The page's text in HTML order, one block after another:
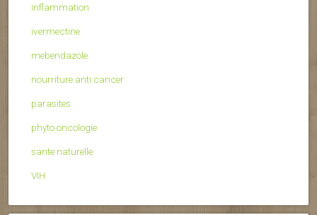
inflammation
ivermectine
mebendazole
nourriture anti cancer
parasites
phyto oncologie
sante naturelle
VIH